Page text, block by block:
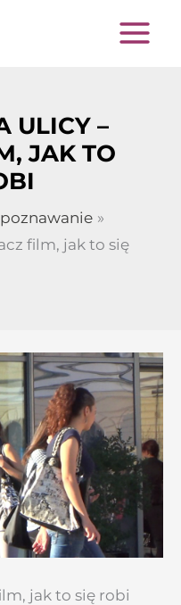
ULICY –
JAK TO
film, jak to się
jak to się robi